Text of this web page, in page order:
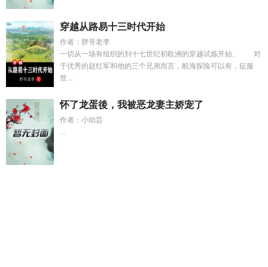
穿越从路易十三时代开始
作者：胖哥老李
一切从一场有组织的到十七世纪初欧洲的穿越试炼开始。 对
于优秀的赵红军和他的三个兄弟而言，航海探险可以有，征服
世...
怀了龙蛋後，我被恶龙妻主娇宠了
作者：小幼芸
...